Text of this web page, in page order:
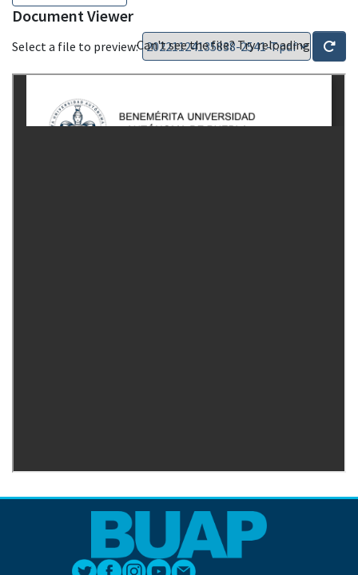
Document Viewer
Select a file to preview:Can't see the file? Try reloading